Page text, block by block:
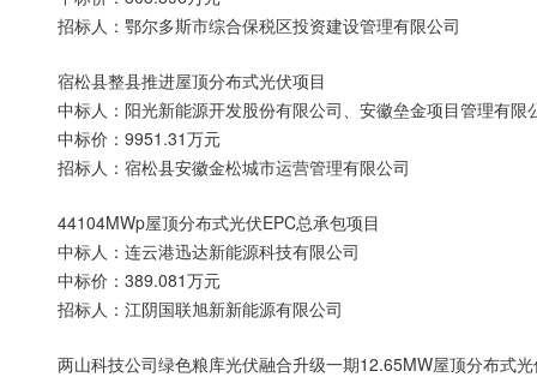
招标人：鄂尔多斯市综合保税区投资建设管理有限公司
宿松县整县推进屋顶分布式光伏项目
中标人：阳光新能源开发股份有限公司、安徽垒金项目管理有
中标价：9951.31万元
招标人：宿松县安徽金松城市运营管理有限公司
44104MWp屋顶分布式光伏EPC总承包项目
中标人：连云港迅达新能源科技有限公司
中标价：389.081万元
招标人：江阴国联旭新新能源有限公司
两山科技公司绿色粮库光伏融合升级一期12.65MW屋顶分布式